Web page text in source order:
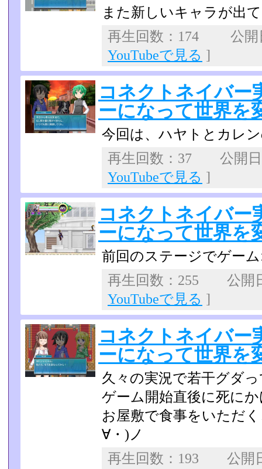
また新しいキャラが出
再生回数：174 公
YouTubeで見る ]
コネクトネイバー
ーになって世界
今回は、ハヤトとカレ
再生回数：37 公開
YouTubeで見る ]
コネクトネイバー
ーになって世界を
前回のステージでゲー
再生回数：255 公
YouTubeで見る ]
コネクトネイバー
ーになって世界を
久々の実況で若干グダ
ゲーム開始直後に死に
お屋敷で食事をいただ
∀・)ノ
再生回数：193 公開